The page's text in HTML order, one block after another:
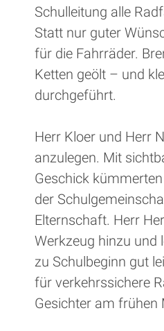
Schulleitung alle
Statt nur guter
für die Fahrräder.
Ketten geölt – und
durchgeführt.
Herr Kloer und Herr
anzulegen. Mit
Geschick
der
Elternschaft. Herr
Werkzeug hinzu und
zu Schulbeginn gut
für verkehrssichere
Gesichter am frühen